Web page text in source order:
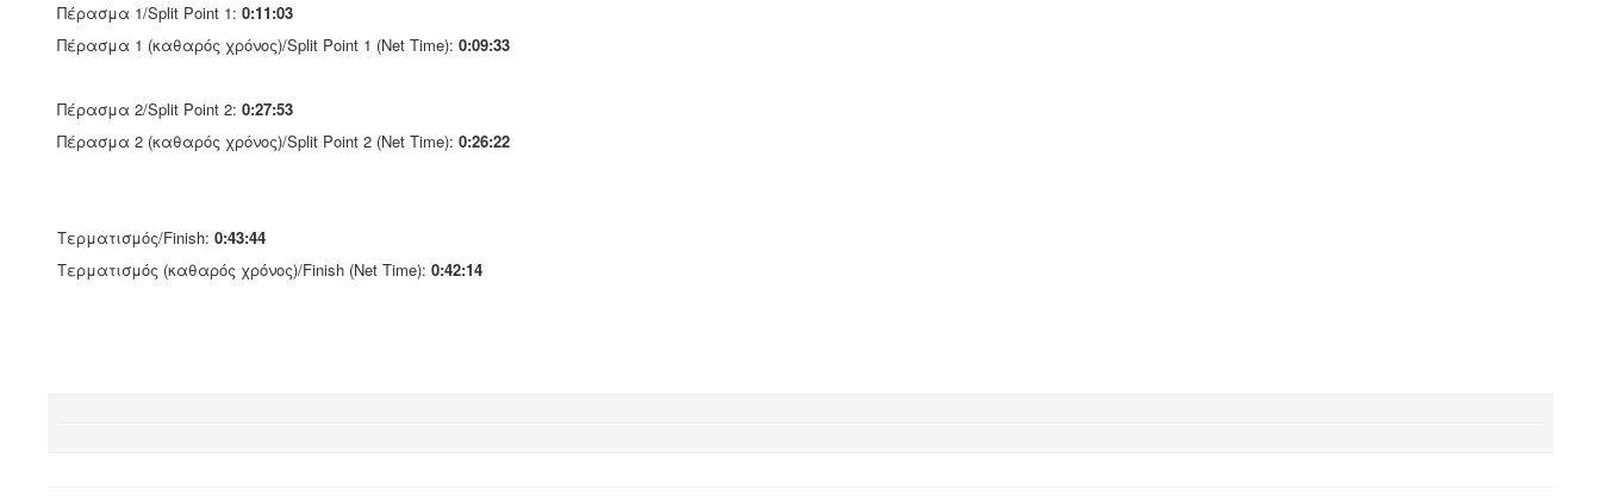
Πέρασμα 1/Split Point 1: 0:11:03
Πέρασμα 1 (καθαρός χρόνος)/Split Point 1 (Net Time): 0:09:33
Πέρασμα 2/Split Point 2: 0:27:53
Πέρασμα 2 (καθαρός χρόνος)/Split Point 2 (Net Time): 0:26:22
Τερματισμός/Finish: 0:43:44
Τερματισμός (καθαρός χρόνος)/Finish (Net Time): 0:42:14